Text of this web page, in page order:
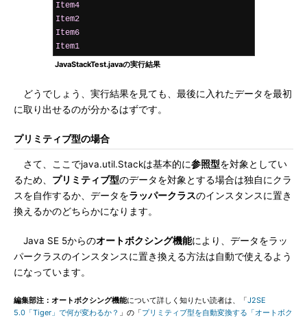
Item4
Item2
Item6
Item1
JavaStackTest.javaの実行結果
どうでしょう、実行結果を見ても、最後に入れたデータを最初
に取り出せるのが分かるはずです。
プリミティブ型の場合
さて、ここでjava.util.Stackは基本的に参照型を対象としてい
るため、 プリミティブ型のデータを対象とする場合は独自にクラ
スを自作するか、データをラッパークラスのインスタンスに置き
換えるかのどちらかになります。
Java SE 5からのオートボクシング機能により、データをラッ
パークラスのインスタンスに置き換える方法は自動で使えるよう
になっています。
編集部注：オートボクシング機能について詳しく知りたい読者は、「J2SE
5.0「Tiger」で何が変わるか？ 」の「プリミティブ型を自動変換する「オートボク